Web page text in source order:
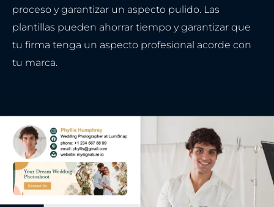
proceso y garantizar un aspecto pulido. Las
plantillas pueden ahorrar tiempo y garantizar que
tu firma tenga un aspecto profesional acorde con
tu marca.